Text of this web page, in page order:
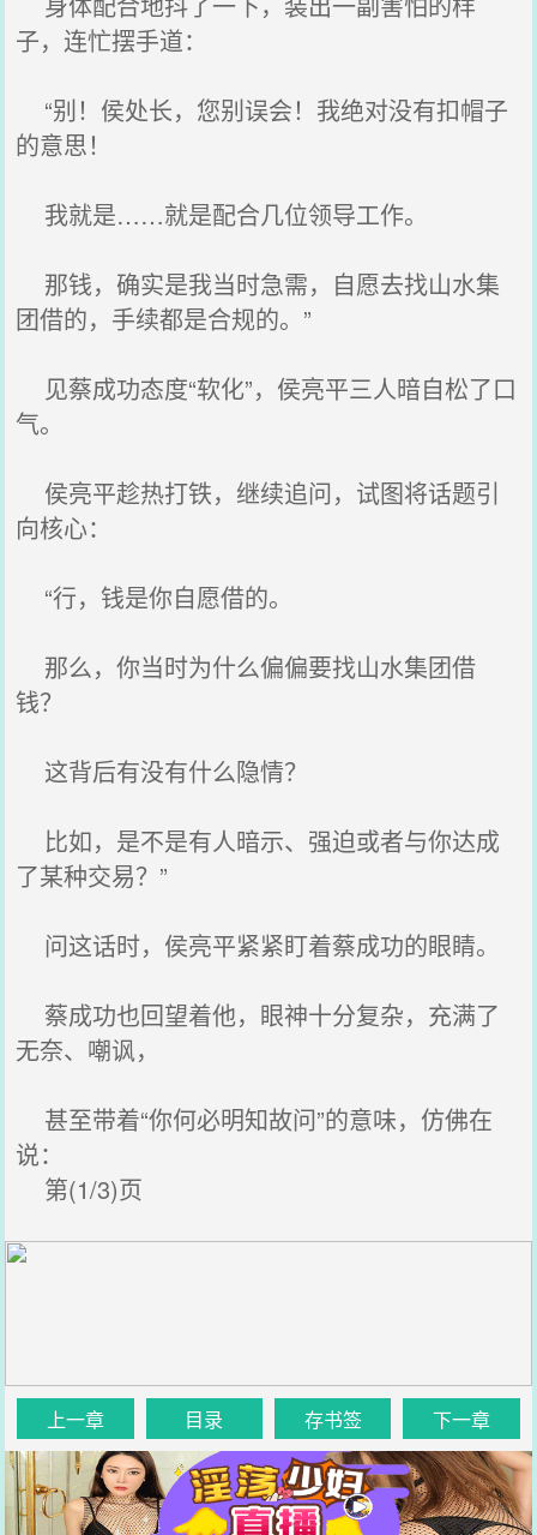
子，连忙摆手道：
“别！侯处长，您别误会！我绝对没有扣帽子
的意思！
我就是……就是配合几位领导工作。
那钱，确实是我当时急需，自愿去找山水集
团借的，手续都是合规的。”
见蔡成功态度“软化”，侯亮平三人暗自松了口
气。
侯亮平趁热打铁，继续追问，试图将话题引
向核心：
“行，钱是你自愿借的。
那么，你当时为什么偏偏要找山水集团借
钱？
这背后有没有什么隐情？
比如，是不是有人暗示、强迫或者与你达成
了某种交易？”
问这话时，侯亮平紧紧盯着蔡成功的眼睛。
蔡成功也回望着他，眼神十分复杂，充满了
无奈、嘲讽，
甚至带着“你何必明知故问”的意味，仿佛在
说：
第(1/3)页
上一章 目录 存书签 下一章